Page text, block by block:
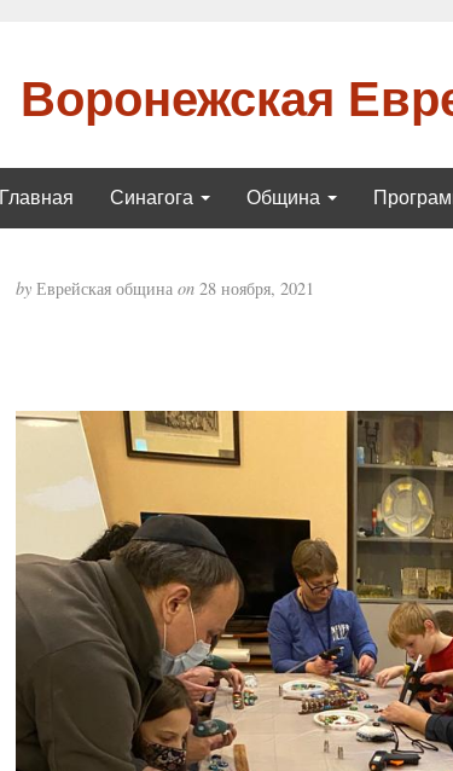
Воронежская
Главная Синагога Община
byЕврейская община on28 ноября, 2021